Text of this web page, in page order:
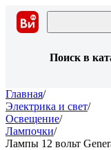
Поиск в
Главная/
Электрика и свет/
Освещение/
Лампочки/
Лампы 12 вольт